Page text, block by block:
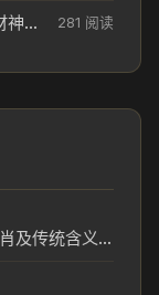
2026年04月12日今天财神在哪个吉位_财神方位参考 281 阅读
詟谀立懦是什么生肖_詟谀立懦对应的生肖及传统含义解读